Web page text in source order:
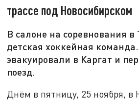
трассе под Новосибирском
В салоне на соревнования в
детская хоккейная
эвакуировали в Каргат и
поезд.
Днём в пятницу, 25 ноября, в